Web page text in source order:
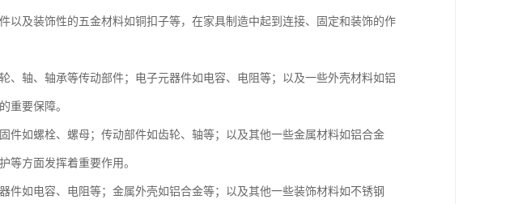
以及装饰性的五金材料如铜扣子等，在家具制造中起到连接、固定和装饰的作
、轴、轴承等传动部件；电子元器件如电容、电阻等；以及一些外壳材料如铝
重要保障。
件如螺栓、螺母；传动部件如齿轮、轴等；以及其他一些金属材料如铝合金
等方面发挥着重要作用。
件如电容、电阻等；金属外壳如铝合金等；以及其他一些装饰材料如不锈钢